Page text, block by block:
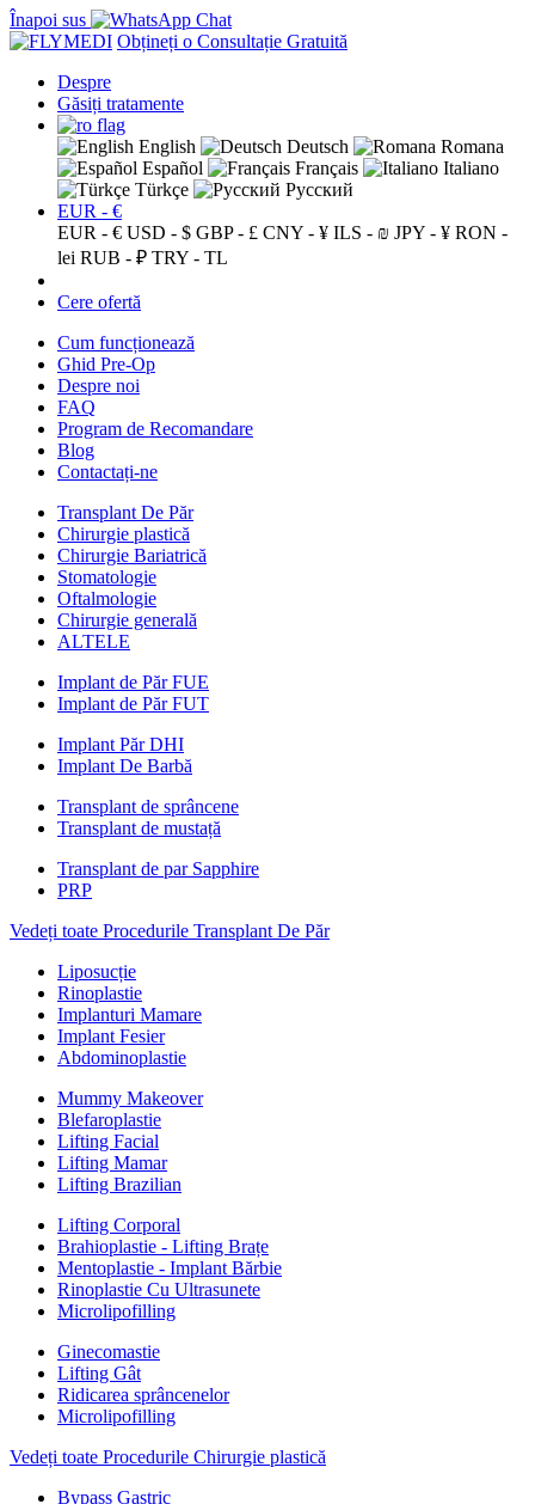
Înapoi sus
Obțineți o Consultație Gratuită
Despre
Găsiți tratamente
English Deutsch
Romana
Español
Français
Italiano
Türkçe
Русский
EUR - €
EUR - € USD - $ GBP - £ CNY - ¥ ILS - ₪ JPY - ¥ RON -
lei RUB - ₽ TRY - TL
Cere ofertă
Cum funcționează
Ghid Pre-Op
Despre noi
FAQ
Program de Recomandare
Blog
Contactați-ne
Transplant De Păr
Chirurgie plastică
Chirurgie Bariatrică
Stomatologie
Oftalmologie
Chirurgie generală
ALTELE
Implant de Păr FUE
Implant de Păr FUT
Implant Păr DHI
Implant De Barbă
Transplant de sprâncene
Transplant de mustață
Transplant de par Sapphire
PRP
Vedeți toate Procedurile Transplant De Păr
Liposucție
Rinoplastie
Implanturi Mamare
Implant Fesier
Abdominoplastie
Mummy Makeover
Blefaroplastie
Lifting Facial
Lifting Mamar
Lifting Brazilian
Lifting Corporal
Brahioplastie - Lifting Brațe
Mentoplastie - Implant Bărbie
Rinoplastie Cu Ultrasunete
Microlipofilling
Ginecomastie
Lifting Gât
Ridicarea sprâncenelor
Microlipofilling
Vedeți toate Procedurile Chirurgie plastică
Bypass Gastric